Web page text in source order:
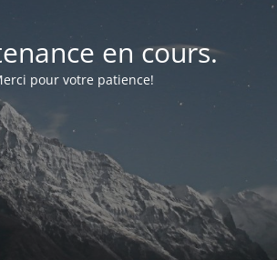
en cours.
pour votre patience!